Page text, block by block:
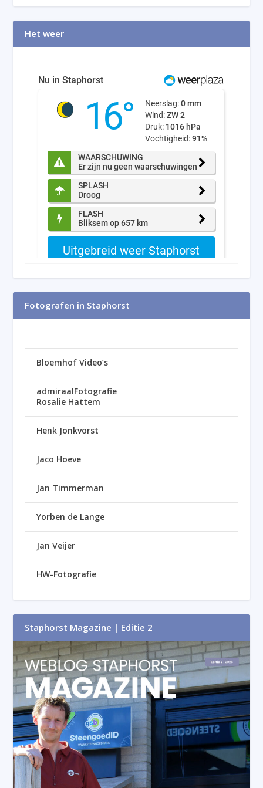
Het weer
Fotografen in Staphorst
Bloemhof Video’s
admiraalFotografie
Rosalie Hattem
Henk Jonkvorst
Jaco Hoeve
Jan Timmerman
Yorben de Lange
Jan Veijer
HW-Fotografie
Staphorst Magazine | Editie 2